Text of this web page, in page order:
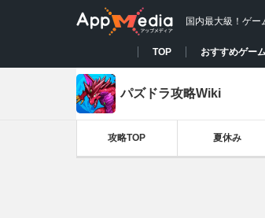
国内最大級！ゲー
TOP おすすめゲー
パズドラ攻略Wiki
攻略TOP 夏休み